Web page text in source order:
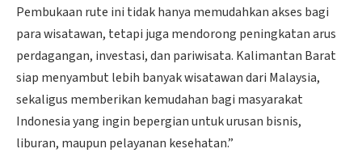
Pembukaan rute ini tidak hanya memudahkan akses bagi
para wisatawan, tetapi juga mendorong peningkatan arus
perdagangan, investasi, dan pariwisata. Kalimantan Barat
siap menyambut lebih banyak wisatawan dari Malaysia,
sekaligus memberikan kemudahan bagi masyarakat
Indonesia yang ingin bepergian untuk urusan bisnis,
liburan, maupun pelayanan kesehatan.”